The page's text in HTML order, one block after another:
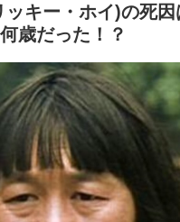
ッキー・ホイ)の死因
歳だった！？